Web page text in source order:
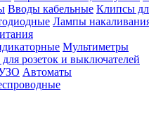
Вводы кабельные Клипсы
Лампы
Мультиметры
розеток и выключателей
Автоматы